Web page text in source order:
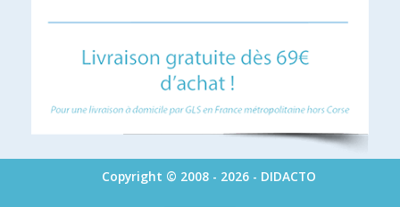
Copyright © 2008 - 2026 - DIDACTO